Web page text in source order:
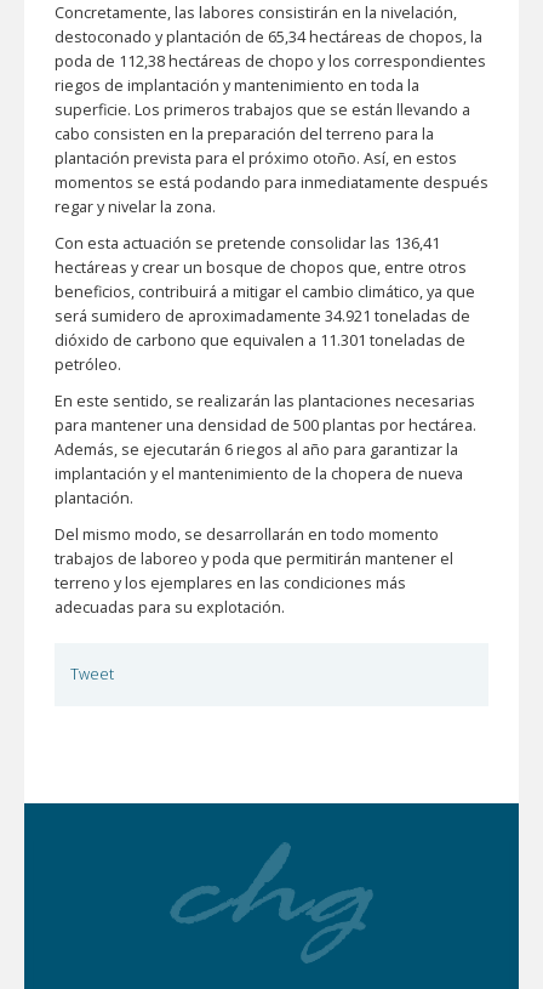
Concretamente, las labores consistirán en la nivelación,
destoconado y plantación de 65,34 hectáreas de chopos, la
poda de 112,38 hectáreas de chopo y los correspondientes
riegos de implantación y mantenimiento en toda la
superficie. Los primeros trabajos que se están llevando a
cabo consisten en la preparación del terreno para la
plantación prevista para el próximo otoño. Así, en estos
momentos se está podando para inmediatamente después
regar y nivelar la zona.
Con esta actuación se pretende consolidar las 136,41
hectáreas y crear un bosque de chopos que, entre otros
beneficios, contribuirá a mitigar el cambio climático, ya que
será sumidero de aproximadamente 34.921 toneladas de
dióxido de carbono que equivalen a 11.301 toneladas de
petróleo.
En este sentido, se realizarán las plantaciones necesarias
para mantener una densidad de 500 plantas por hectárea.
Además, se ejecutarán 6 riegos al año para garantizar la
implantación y el mantenimiento de la chopera de nueva
plantación.
Del mismo modo, se desarrollarán en todo momento
trabajos de laboreo y poda que permitirán mantener el
terreno y los ejemplares en las condiciones más
adecuadas para su explotación.
Tweet